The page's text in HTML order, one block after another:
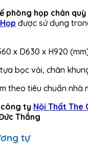
phòng họp chân quỳ
được sử dụng
x D630 x H920
bọc vải, chân
theo tiêu chuẩn nhà
công ty Nội Thất The
Thắng
tự